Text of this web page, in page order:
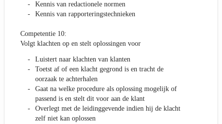
Kennis van redactionele normen
Kennis van rapporteringstechnieken
Competentie 10:
Volgt klachten op en stelt oplossingen voor
Luistert naar klachten van klanten
Toetst af of een klacht gegrond is en tracht de
oorzaak te achterhalen
Gaat na welke procedure als oplossing mogelijk of
passend is en stelt dit voor aan de klant
Overlegt met de leidinggevende indien hij de klacht
zelf niet kan oplossen